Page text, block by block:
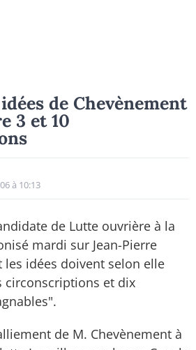
de Chevènement
3 et 10
à 10:13
de Lutte ouvrière à la
mardi sur Jean-Pierre
les idées doivent selon elle
circonscriptions et dix
de M. Chevènement à